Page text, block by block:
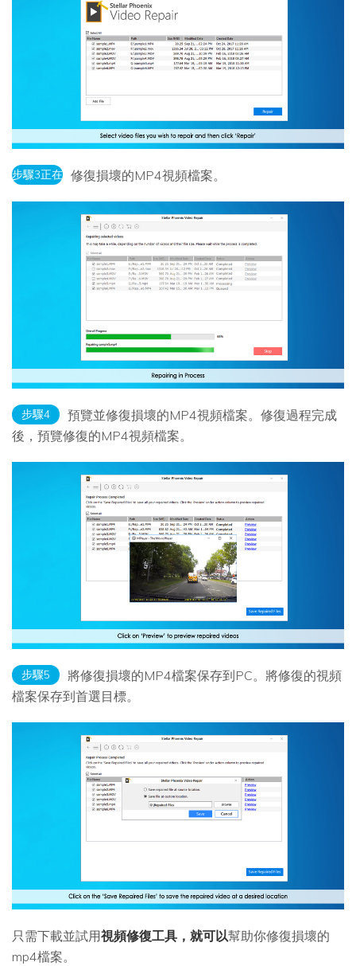
步驟3正在 修復損壞的MP4視頻檔案。
步驟4
預覽並修復損壞的MP4視頻檔案。修復過程完成
後，預覽修復的MP4視頻檔案。
步驟5
將修復損壞的MP4檔案保存到PC。將修復的視頻
檔案保存到首選目標。
只需下載並試用視頻修復工具，就可以幫助你修復損壞的
mp4檔案。